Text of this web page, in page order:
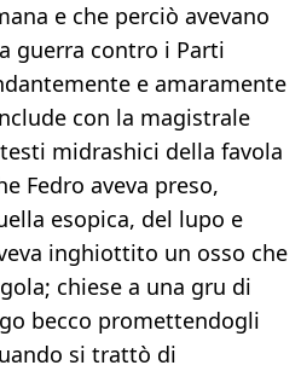
e che perciò avevano
guerra contro i Parti
e amaramente
con la magistrale
midrashici della favola
Fedro aveva preso,
esopica, del lupo e
inghiottito un osso che
chiese a una gru di
becco promettendogli
si trattò di